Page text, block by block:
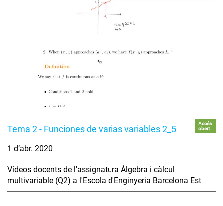
Tema 2 - Funciones de varias variables 2_5
Accés
obert
1 d’abr. 2020
Vídeos docents de l'assignatura Àlgebra i càlcul
multivariable (Q2) a l'Escola d'Enginyeria Barcelona Est